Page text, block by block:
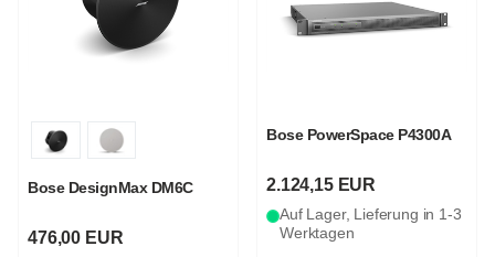
Bose DesignMax DM6C
476,00 EUR
Bose PowerSpace P4300A
2.124,15 EUR
Auf Lager, Lieferung in 1-3
Werktagen